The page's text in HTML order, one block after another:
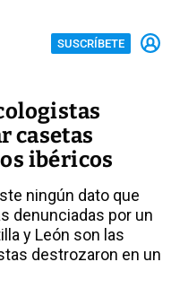
SUSCRÍBETE
casetas
ibéricos
ningún dato que
denunciadas por un
y León son las
destrozaron en un